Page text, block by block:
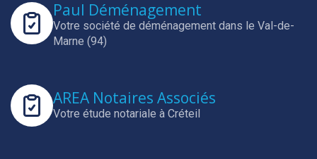
Paul Déménagement
Votre société de déménagement dans le Val-de-
Marne (94)
AREA Notaires Associés
Votre étude notariale à Créteil